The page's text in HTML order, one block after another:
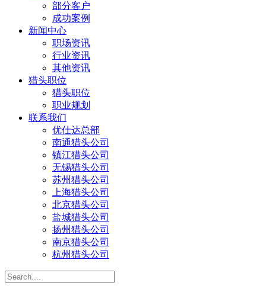
部分客户
成功案例
新闻中心
职场资讯
行业资讯
其他资讯
猎头职位
猎头职位
职业规划
联系我们
优仕达总部
南通猎头公司
镇江猎头公司
无锡猎头公司
苏州猎头公司
上海猎头公司
北京猎头公司
盐城猎头公司
扬州猎头公司
南京猎头公司
杭州猎头公司